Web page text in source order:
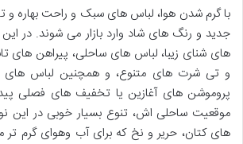
با گرم شدن هوا، لباس های سبک و راحت بهاره و
جدید و رنگ های شاد وارد بازار می شوند. در
های شنای زیبا، لباس های ساحلی، پیراهن های
و تی شرت های متنوع، و همچنین لباس های
پروموشن های آغازین یا تخفیف های فصلی پیدا
موقعیت ساحلی اش، تنوع بسیار خوبی در این
های کتان، حریر و نخ که برای آب وهوای گرم تر